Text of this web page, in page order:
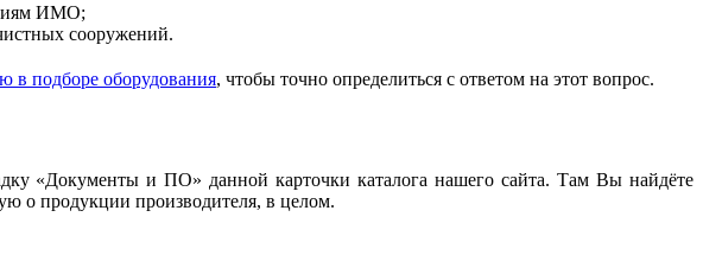
ИМО;
сооружений.
в подборе оборудования, чтобы точно определиться с ответом на этот вопрос.
«Документы и ПО» данной карточки каталога нашего сайта. Там Вы найдёте
о продукции производителя, в целом.